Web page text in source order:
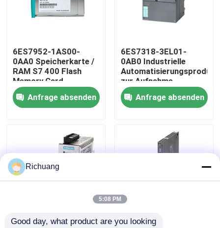
Über uns
Qualitätskontrolle
Treten Sie mit uns in Verbindung
Industrielle Automatisierungsprodukte
plc-Kabel und -verbindungsstücke
6ES7952-1AS00-
0AA0 Speicherkarte /
RAM S7 400 Flash
Memory Card
Anfrage absenden
6ES7318-3EL01-
0AB0 Industrielle
zur Aufnahme
verteilter Strukturen
Anfrage absenden
6GK1503-3CC00 6GK7443-1EX30-
Richuang
5:08 PM
Good day, what product are you looking